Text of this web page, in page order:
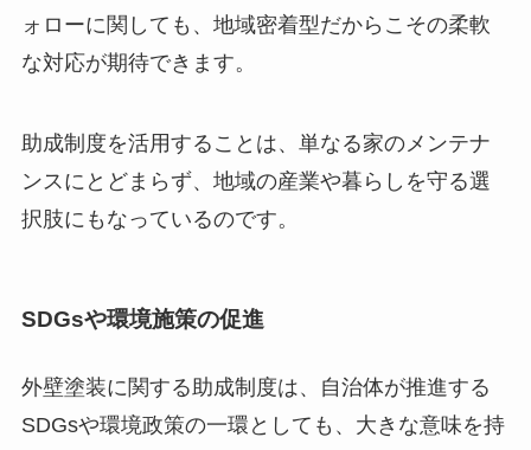
ォローに関しても、地域密着型だからこその柔軟
な対応が期待できます。
助成制度を活用することは、単なる家のメンテナ
ンスにとどまらず、地域の産業や暮らしを守る選
択肢にもなっているのです。
SDGsや環境施策の促進
外壁塗装に関する助成制度は、自治体が推進する
SDGsや環境政策の一環としても、大きな意味を持